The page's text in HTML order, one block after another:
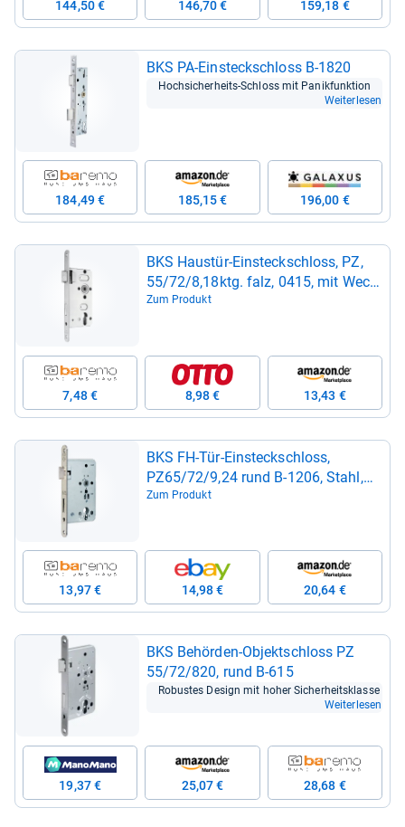
144,50 € 146,70 € 159,18 €
BKS PA-​Ein­steck­schloss B-​1820
Hoch­si­cher­heits-​Schloss mit Panik­funk­tion
Weiterlesen
184,49 € 185,15 € 196,00 €
BKS Haus­tür-​Ein­steck­schloss, PZ,
55/72/8,18ktg. falz, 0415, mit Wech­
sel DL, nickel­sil­ber lackiert -​
Zum Produkt
7,48 € 8,98 € 13,43 €
BKS FH-​Tür-​Ein­steck­schloss,
PZ65/72/9,24 rund B-​1206, Stahl,
mit Wech­sel DL ver­zinkt -​ B-​12060-​
Zum Produkt
13,97 € 14,98 € 20,64 €
BKS Behör­den-​Objekt­schloss PZ
55/72/820, rund B-​615
Robus­tes Design mit hoher Sicher­heits­klasse
Weiterlesen
19,37 € 25,07 € 28,68 €